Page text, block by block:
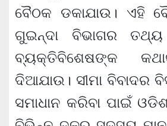
ବୈଠକ ଡକାଯାଉ। ଏହି
ଗୁଇନ୍ଦା ବିଭାଗର
ବ୍ୟକ୍ତିବିଶେଷଙ୍କ
ଦିଆଯାଉ। ସୀମା ବିବାଦର
ସମାଧାନ କରିବା ପାଇଁ